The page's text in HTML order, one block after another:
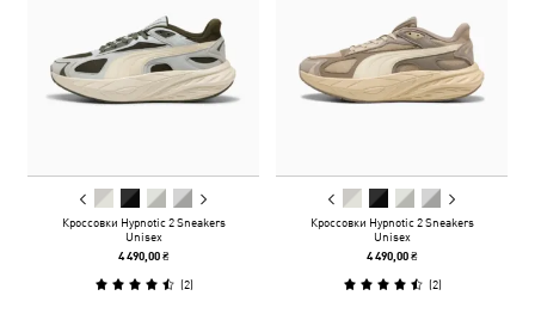
Кроссовки Hypnotic 2 Sneakers
Unisex
4 490,00 ₴
(2)
Кроссовки Hypnotic 2 Sneakers
Unisex
4 490,00 ₴
(2)